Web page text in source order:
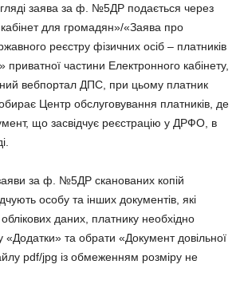
заява за ф. №5ДР подається через
для громадян»/«Заява про
реєстру фізичних осіб – платників
частини Електронного кабінету,
вебпортал ДПС, при цьому платник
Центр обслуговування платників, де
що засвідчує реєстрацію у ДРФО, в
за ф. №5ДР сканованих копій
особу та інших документів, які
даних, платнику необхідно
«Додатки» та обрати «Документ довільної
pdf/jpg із обмеженням розміру не